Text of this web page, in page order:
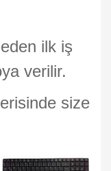
ilk iş
verilir.
size